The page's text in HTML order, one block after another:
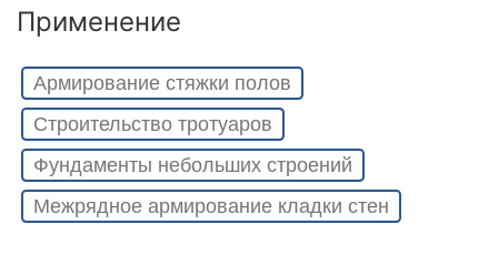
Применение
Армирование стяжки полов
Строительство тротуаров
Фундаменты небольших строений
Межрядное армирование кладки стен